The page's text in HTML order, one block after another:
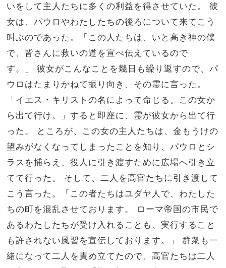
いをして主人たちに多くの利益を得させていた。
彼
女は、パウロやわたしたちの後ろについて来てこう
叫ぶのであった。「この人たちは、いと高き神の僕
で、皆さんに救いの道を宣べ伝えているので
す。」
彼女がこんなことを幾日も繰り返すので、パ
ウロはたまりかねて振り向き、その霊に言った。
「イエス・キリストの名によって命じる。この女か
ら出て行け。」すると即座に、霊が彼女から出て行
った。
ところが、この女の主人たちは、金もうけの
望みがなくなってしまったことを知り、パウロとシ
ラスを捕らえ、役人に引き渡すために広場へ引き立
てて行った。
そして、二人を高官たちに引き渡して
こう言った。「この者たちはユダヤ人で、わたした
ちの町を混乱させております。
ローマ帝国の市民で
あるわたしたちが受け入れることも、実行すること
も許されない風習を宣伝しております。」
群衆も一
緒になって二人を責め立てたので、高官たちは二人